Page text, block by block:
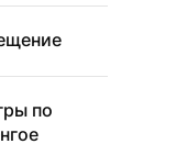
по